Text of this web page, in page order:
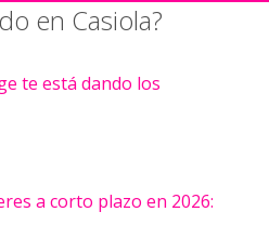
en Casiola?
te está dando los
a corto plazo en 2026: